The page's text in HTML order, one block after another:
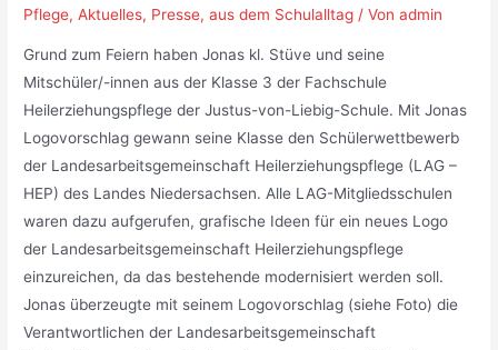
Pflege,Aktuelles, Presse,aus dem Schulalltag / Vonadmin
Grund zum Feiern haben Jonas kl. Stüve und seine
Mitschüler/-innen aus der Klasse 3 der Fachschule
Heilerziehungspflege der Justus-von-Liebig-Schule. Mit Jonas
Logovorschlag gewann seine Klasse den Schülerwettbewerb
der Landesarbeitsgemeinschaft Heilerziehungspflege (LAG –
HEP) des Landes Niedersachsen. Alle LAG-Mitgliedsschulen
waren dazu aufgerufen, grafische Ideen für ein neues Logo
der Landesarbeitsgemeinschaft Heilerziehungspflege
einzureichen, da das bestehende modernisiert werden soll.
Jonas überzeugte mit seinem Logovorschlag (siehe Foto) die
Verantwortlichen der Landesarbeitsgemeinschaft